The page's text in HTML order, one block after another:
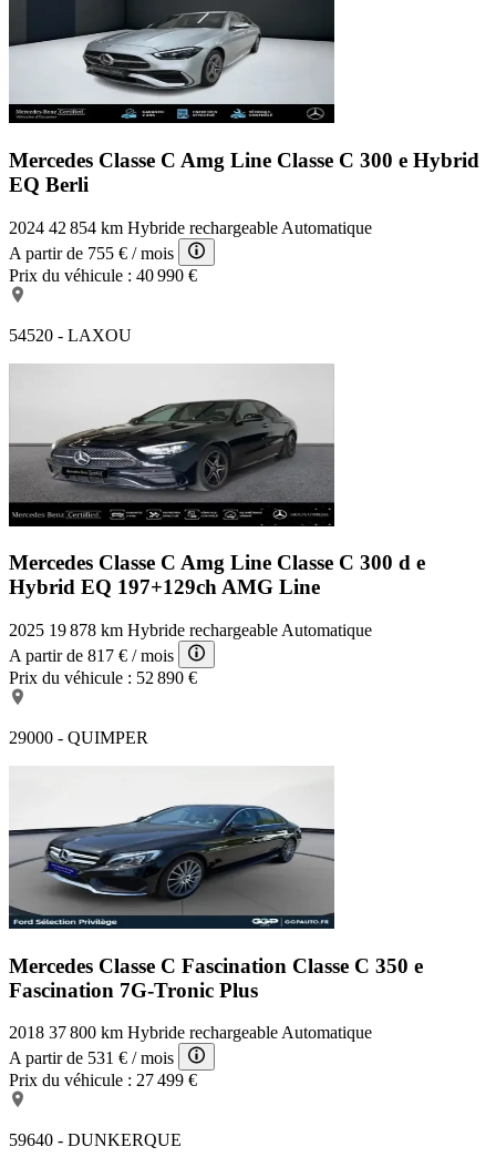
Mercedes Classe C Amg Line Classe C 300 e Hybrid
EQ Berli
2024 42 854 km Hybride rechargeable Automatique
A partir de 755 € / mois
Prix du véhicule : 40 990 €
54520 - LAXOU
Mercedes Classe C Amg Line Classe C 300 d e
Hybrid EQ 197+129ch AMG Line
2025 19 878 km Hybride rechargeable Automatique
A partir de 817 € / mois
Prix du véhicule : 52 890 €
29000 - QUIMPER
Mercedes Classe C Fascination Classe C 350 e
Fascination 7G-Tronic Plus
2018 37 800 km Hybride rechargeableAutomatique
A partir de 531 € / mois
Prix du véhicule : 27 499 €
59640 - DUNKERQUE